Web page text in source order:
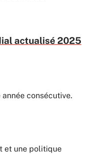
actualisé 2025
consécutive.
et une politique